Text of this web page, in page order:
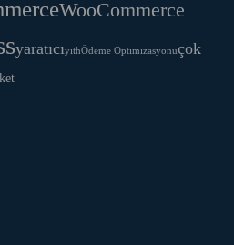
WooCommerce
yaratıcıyithÖdeme Optimizasyonuçok